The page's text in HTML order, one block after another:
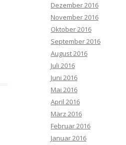
Dezember 2016
November 2016
Oktober 2016
September 2016
August 2016
Juli 2016
Juni 2016
Mai 2016
April 2016
März 2016
Februar 2016
Januar 2016